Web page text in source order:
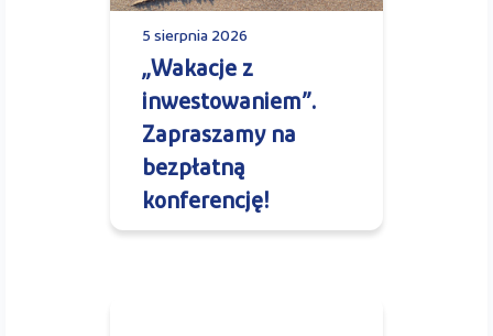
5 sierpnia 2026
„Wakacje z
inwestowaniem”.
Zapraszamy na
bezpłatną
konferencję!